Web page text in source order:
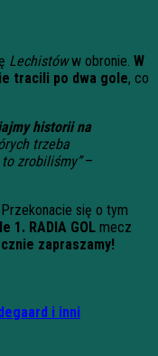
Lechistóww obronie. W
tracili po dwa gole, co
historii na
trzeba
zrobiliśmy”–
Przekonacie się o tym
1. RADIA GOL mecz
zapraszamy!
i inni